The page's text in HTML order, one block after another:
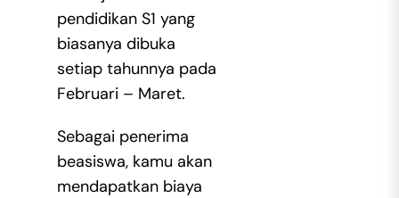
pendidikan S1 yang
biasanya dibuka
setiap tahunnya pada
Februari – Maret.
Sebagai penerima
beasiswa, kamu akan
mendapatkan biaya